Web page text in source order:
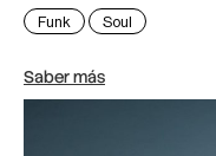
Funk Soul
Saber más